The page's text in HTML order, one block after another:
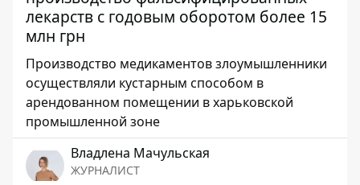
лекарств с годовым оборотом более 15
млн грн
Производство медикаментов злоумышленники
осуществляли кустарным способом в
арендованном помещении в харьковской
промышленной зоне
Владлена Мачульская
ЖУРНАЛИСТ